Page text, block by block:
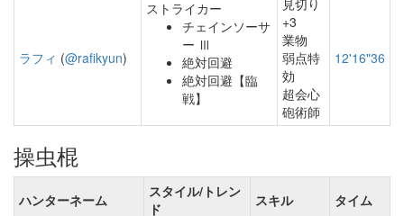
ラフィ (@rafikyun)
ストライカー
チェインソーサ
ー Ⅲ
絶対回避
絶対回避【臨
戦】
見切り
+3
業物
弱点特
効
超会心
砲術師
12'16"36
操虫棍
ハンターネーム
スタイル/トレン
ド
スキル タイム